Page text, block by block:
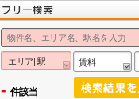
エリア| 駅 賃料
- 件該当